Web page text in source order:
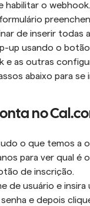
habilitar o
de inserir todas
up usando o
e as outras
abaixo para
no
o que temos a
para ver qual é
de inscrição.
de usuário e insira
e depois